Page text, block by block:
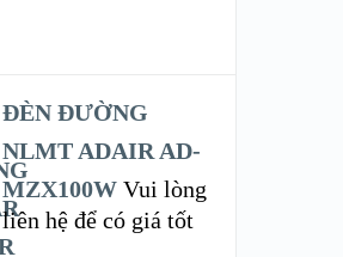
ĐÈN ĐƯỜNG
NLMT ADAIR AD-
MZX100W Vui lòng
liên hệ để có giá tốt